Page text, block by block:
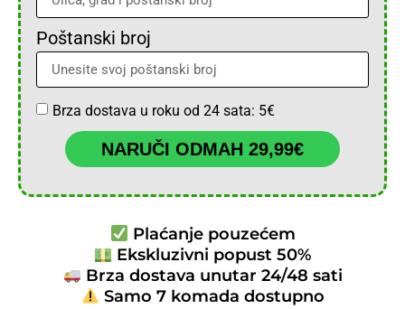
Poštanski broj
Brza dostava u roku od 24 sata: 5€
NARUČI ODMAH 29,99€
Plaćanje pouzećem
Ekskluzivni popust 50%
Brza dostava unutar 24/48 sati
Samo 7 komada dostupno